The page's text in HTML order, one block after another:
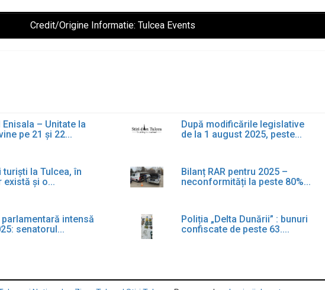
Credit/Origine Informatie: Tulcea Events
Enisala – Unitate la
pe 21 și 22...
După modificările legislative
de la 1 august 2025, peste...
turiști la Tulcea, în
există și o...
Bilanț RAR pentru 2025 –
neconformități la peste 80%...
intensă
senatorul...
Poliția „Delta Dunării” : bunuri
confiscate de peste 63....